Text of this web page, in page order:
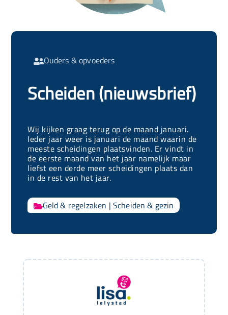
Ouders & opvoeders
Scheiden (nieuwsbrief)
Wij kijken graag terug op de maand januari.
Ieder jaar weer is januari de maand waarin de
meeste scheidingen plaatsvinden. Er vindt in
de eerste maand van het jaar namelijk maar
liefst een derde meer scheidingen plaats dan
in de rest van het jaar.
Geld & regelzaken | Scheiden & gezin